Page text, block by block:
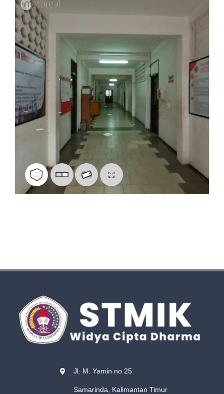
Jl. M. Yamin no 25
Samarinda, Kalimantan Timur